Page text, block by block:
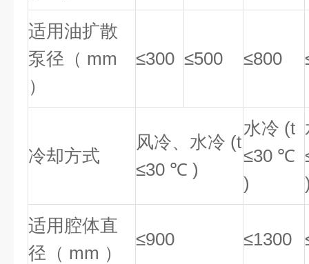
适用油扩散
泵径（ mm
）
≤300 ≤500 ≤800
冷却方式
风冷、水冷 (t
≤30 ℃ )
水冷 (t
≤30 ℃
)
适用腔体直
径（ mm ）
≤900 ≤1300